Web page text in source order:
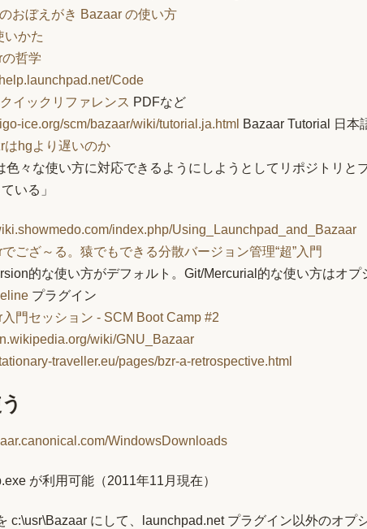
おぼえがき Bazaar の使い方
いかた
哲学
Code
イックリファレンス PDFなど
ice.org/scm/bazaar/wiki/tutorial.ja.html Bazaar Tutorial 日本
はhgより遅いのか
色々な使い方に対応できるようにしようとしてリポジトリと
いる」
index.php/Using_Launchpad_and_Bazaar
ござ～る。猿でもできる分散バージョン管理“超”入門
的な使い方がデフォルト。Git/Mercurial的な使い方はオプ
プラグイン
入門セッション - SCM Boot Camp #2
wiki/GNU_Bazaar
traveller.eu/pages/bzr-a-retrospective.html
WindowsDownloads
が利用可能（2011年11月現在）
c:\usr\Bazaar にして、launchpad.net プラグイン以外のオプ